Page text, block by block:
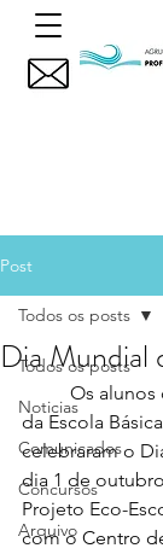
Post
Todos os posts
Noticias
Comunicados
Concursos
Arquivo
Todos os posts
Dia Mundial
da Escola
celebraram o
dia 1 de
Projeto Eco-
com o Centro